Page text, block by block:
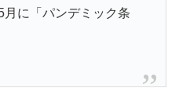
に「パンデミック条